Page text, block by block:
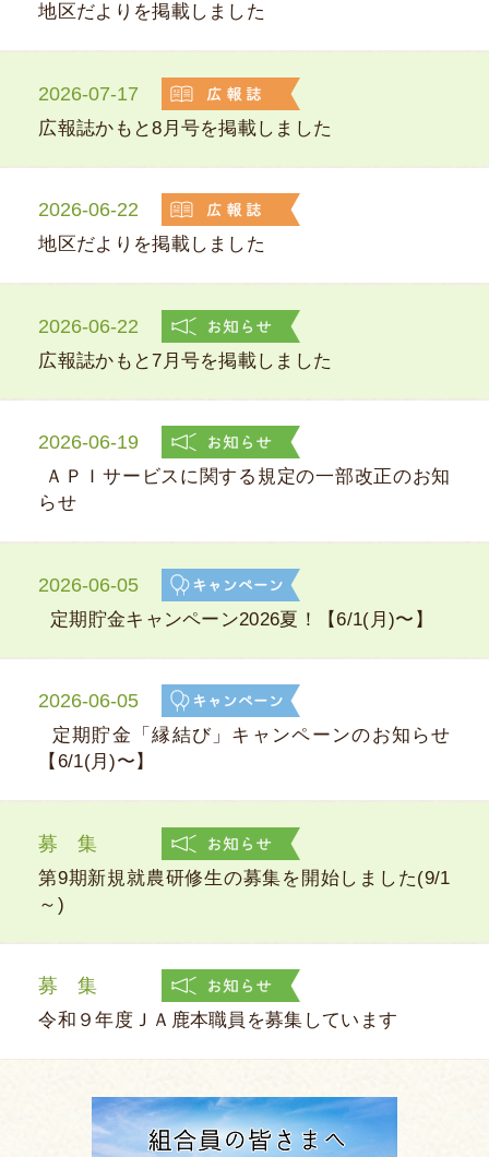
地区だよりを掲載しました
2026-07-17
広報誌かもと8月号を掲載しました
2026-06-22
地区だよりを掲載しました
2026-06-22
広報誌かもと7月号を掲載しました
2026-06-19
ＡＰＩサービスに関する規定の一部改正のお知
らせ
2026-06-05
定期貯金キャンペーン2026夏！【6/1(月)〜】
2026-06-05
定期貯金「縁結び」キャンペーンのお知らせ
【6/1(月)〜】
募 集
第9期新規就農研修生の募集を開始しました(9/1
～)
募 集
令和９年度ＪＡ鹿本職員を募集しています